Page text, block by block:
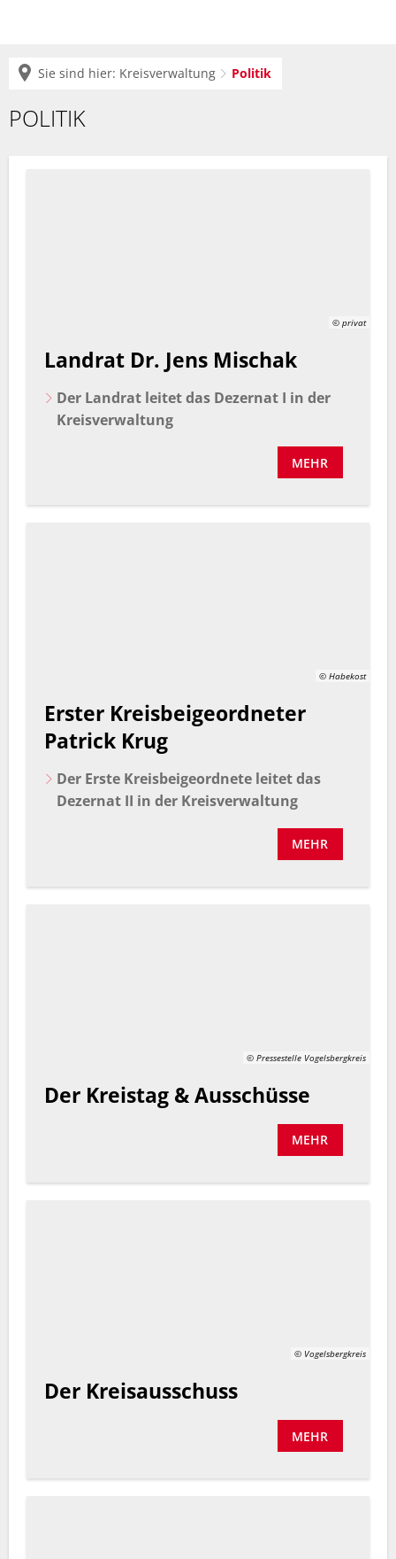
Sie sind hier: Kreisverwaltung Politik
Politik
POLITIK
© privat
Landrat Dr. Jens Mischak
Der Landrat leitet das Dezernat I in der
Kreisverwaltung
MEHR
© Habekost
Erster Kreisbeigeordneter
Patrick Krug
Der Erste Kreisbeigeordnete leitet das
Dezernat II in der Kreisverwaltung
MEHR
© Pressestelle Vogelsbergkreis
Der Kreistag & Ausschüsse
MEHR
© Vogelsbergkreis
Der Kreisausschuss
MEHR